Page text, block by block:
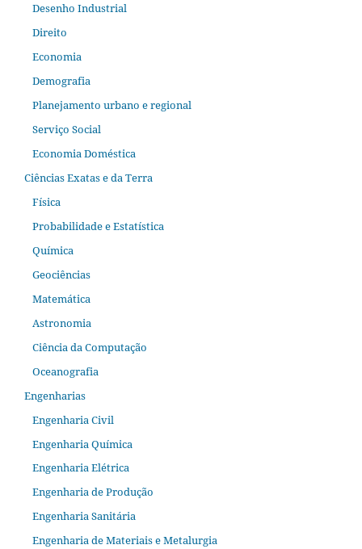
Desenho Industrial
Direito
Economia
Demografia
Planejamento urbano e regional
Serviço Social
Economia Doméstica
Ciências Exatas e da Terra
Física
Probabilidade e Estatística
Química
Geociências
Matemática
Astronomia
Ciência da Computação
Oceanografia
Engenharias
Engenharia Civil
Engenharia Química
Engenharia Elétrica
Engenharia de Produção
Engenharia Sanitária
Engenharia de Materiais e Metalurgia